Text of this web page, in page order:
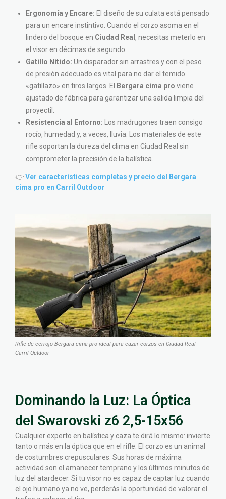
Ergonomía y Encare: El diseño de su culata está pensado
para un encare instintivo. Cuando el corzo asoma en el
lindero del bosque en Ciudad Real , necesitas meterlo en
el visor en décimas de segundo.
Gatillo Nítido: Un disparador sin arrastres y con el peso
de presión adecuado es vital para no dar el temido
«gatillazo» en tiros largos. El
Bergara cima pro viene
ajustado de fábrica para garantizar una salida limpia del
proyectil.
Resistencia al Entorno: Los madrugones traen consigo
rocío, humedad y, a veces, lluvia. Los materiales de este
rifle soportan la dureza del clima en Ciudad Real sin
comprometer la precisión de la balística.
👉Ver características completas y precio del Bergara
cima pro en Carril Outdoor
Rifle de cerrojo Bergara cima pro ideal para cazar corzos en Ciudad Real -
Carril Outdoor
Dominando la Luz: La Óptica
del Swarovski z6 2,5-15x56
Cualquier experto en balística y caza te dirá lo mismo: invierte
tanto o más en la óptica que en el rifle. El corzo es un animal
de costumbres crepusculares. Sus horas de máxima
actividad son el amanecer temprano y los últimos minutos de
luz del atardecer. Si tu visor no es capaz de captar luz cuando
el ojo humano ya no ve, perderás la oportunidad de valorar el